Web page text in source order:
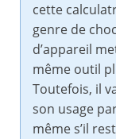
cette
genre de
d’appareil
même outil
Toutefois, il
son usage
même s’il